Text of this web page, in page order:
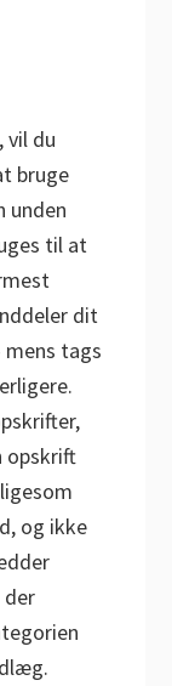
vil du
bruge
unden
til at
dit
tags
opskrift
og ikke
der